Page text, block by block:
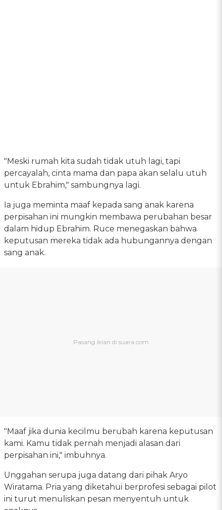
"Meski rumah kita sudah tidak utuh lagi, tapi
percayalah, cinta mama dan papa akan selalu utuh
untuk Ebrahim," sambungnya lagi.
Ia juga meminta maaf kepada sang anak karena
perpisahan ini mungkin membawa perubahan besar
dalam hidup Ebrahim. Ruce menegaskan bahwa
keputusan mereka tidak ada hubungannya dengan
sang anak.
"Maaf jika dunia kecilmu berubah karena keputusan
kami. Kamu tidak pernah menjadi alasan dari
perpisahan ini," imbuhnya.
Unggahan serupa juga datang dari pihak Aryo
Wiratama. Pria yang diketahui berprofesi sebagai pilot
ini turut menuliskan pesan menyentuh untuk